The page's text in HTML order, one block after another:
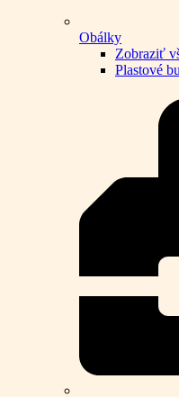
Obálky
Zobraziť
Plastové